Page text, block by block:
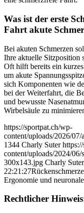
Was ist der erste
Fahrt akute
Bei akuten Schmerzen
Ihre aktuelle Sitzposition
Oft hilft bereits ein
um akute
sich Komponenten wie
bei der Weiterfahrt, die
und bewusste
Wirbelsäule zu
https://sportpat.ch/wp-
content/uploads/2026/
1344 Charly Suter
content/uploads/2024/
300x143.jpg Charly Suter
22:21:27
Ergonomie und
Rechtlicher